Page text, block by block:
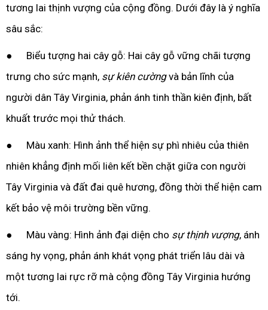
tương lai thịnh vượng của cộng đồng. Dưới đây là ý nghĩa
sâu sắc:
● Biểu tượng hai cây gỗ: Hai cây gỗ vững chãi tượng
trưng cho sức mạnh, sự kiên cườngvà bản lĩnh của
người dân Tây Virginia, phản ánh tinh thần kiên định, bất
khuất trước mọi thử thách.
● Màu xanh: Hình ảnh thể hiện sự phì nhiêu của thiên
nhiên khẳng định mối liên kết bền chặt giữa con người
Tây Virginia và đất đai quê hương, đồng thời thể hiện cam
kết bảo vệ môi trường bền vững.
● Màu vàng: Hình ảnh đại diện cho sự thịnh vượng, ánh
sáng hy vọng, phản ánh khát vọng phát triển lâu dài và
một tương lai rực rỡ mà cộng đồng Tây Virginia hướng
tới.